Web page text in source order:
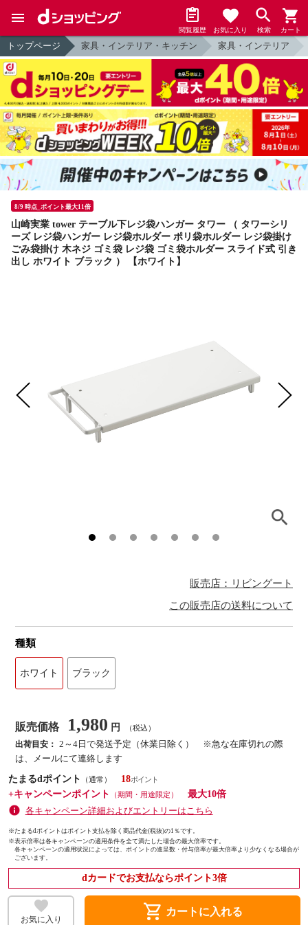
閲覧履歴 お気に入り 検索 カート
トップページ 家具・インテリア・キッチン 家具・インテリア
8/9 時点_ポイント最大11倍
山崎実業 tower テーブル下レジ袋ハンガー タワー （ タワーシリ
ーズ レジ袋ハンガー レジ袋ホルダー ポリ袋ホルダー レジ袋掛け
ごみ袋掛け 木ネジ ゴミ袋 レジ袋 ゴミ袋ホルダー スライド式 引き
出し ホワイト ブラック ） 【ホワイト】
販売店：リビングート
この販売店の送料について
種類
ホワイト ブラック
販売価格 1,980 円 （税込）
出荷目安： 2～4日で発送予定（休業日除く） ※急な在庫切れの際
は、メールにて連絡します
たまるdポイント
（通常）
18
+キャンペーンポイント
（期間・用途限定）
最大10倍
各キャンペーン詳細およびエントリーはこちら
※たまるdポイントはポイント支払を除く商品代金(税抜)の1％です。
※表示倍率は各キャンペーンの適用条件を全て満たした場合の最大倍率です。
各キャンペーンの適用状況によっては、ポイントの進呈数・付与倍率が最大倍率より少なくなる場合が
ございます。
dカードでお支払ならポイント3倍
お気に入り shopping_cart カートに入れる